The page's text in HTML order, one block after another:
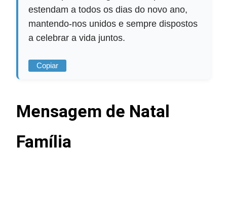
estendam a todos os dias do novo ano,
mantendo-nos unidos e sempre dispostos
a celebrar a vida juntos.
Copiar
Mensagem de Natal
Família